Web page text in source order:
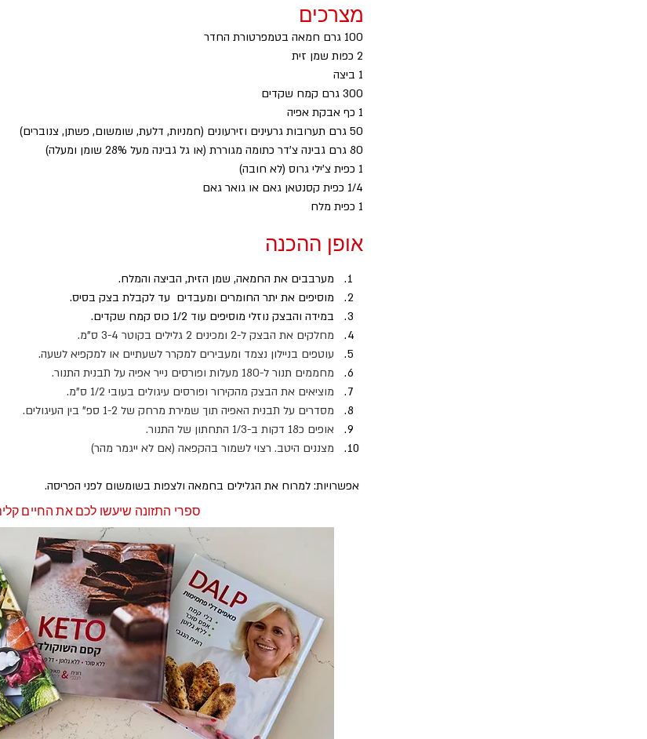
מצרכים
100 גרם חמאה בטמפרטורת החדר
2 כפות שמן זית
1 ביצה
300 גרם קמח שקדים
1 כף אבקת אפיה
50 גרם תערובות גרעינים וזירעונים (חמניות, דלעת, שומשום, פשתן, צנוברים)
80 גרם גבינה צ'דר כתומה מגוררת (או גל גבינה מעל 28% שומן ומעלה)
1 כפית צ'ילי גרוס (לא חובה)
1/4 כפית קסנטאן גאם או גואר גאם
1 כפית מלח
אופן ההכנה
מערבבים את החמאה, שמן הזית, הביצה והמלח.
מוסיפים את יתר החומרים ומעבדים  עד לקבלת בצק בסיס.
במידה והבצק נוזלי מוסיפים עוד 1/2 כוס קמח שקדים.
מחלקים את הבצק ל-2 ומכינים 2 גלילים בקוטר 3-4 ס"מ.
עוטפים בניילון נצמד ומעבירים למקרר לשעתיים או למקפיא לשעה.
מחממים תנור ל-180 מעלות ופורסים נייר אפיה על תבנית התנור.
מוציאים את הבצק מהקירור ופורסים עיגולים בעובי 1/2 ס"מ.
מסדרים על תבנית האפיה תוך שמירת מרחק של 1-2 ספ" בין העיגולים.
אופים כ18 דקות ב-1/3 התחתון של התנור.
מצננים היטב. רצוי לשמור בהקפאה (אם לא ייגמר מהר)
אפשרויות: למרוח את הגלילים בחמאה ולצפות בשומשום לפני הפריסה.
ספרי התזונה שיעשו לכם את החיים